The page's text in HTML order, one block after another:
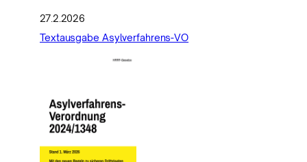
27.2.2026
Textausgabe Asylverfahrens-VO